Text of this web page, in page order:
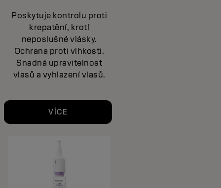
Poskytuje kontrolu proti
krepatění, krotí
neposlušné vlásky.
Ochrana proti vlhkosti.
Snadná upravitelnost
vlasů a vyhlazení vlasů.
VÍCE